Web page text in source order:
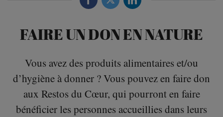
FAIRE UN DON EN NATURE
Vous avez des produits alimentaires et/ou
d’hygiène à donner ? Vous pouvez en faire don
aux Restos du Cœur, qui pourront en faire
bénéficier les personnes accueillies dans leurs